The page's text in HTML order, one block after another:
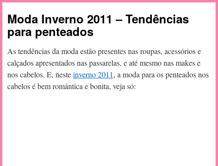
Moda Inverno 2011 – Tendências
para penteados
As tendências da moda estão presentes nas roupas, acessórios e
calçados apresentados nas passarelas, e até mesmo nas makes e
nos cabelos. E, nesteinverno 2011, a moda para os penteados nos
cabelos é bem romântica e bonita, veja só: